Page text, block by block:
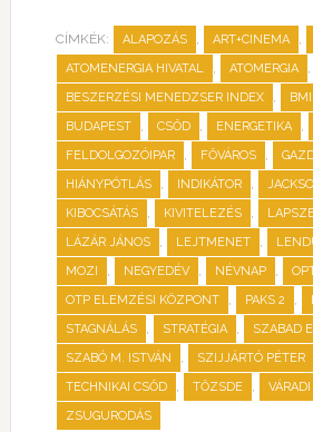
CÍMKÉK: ALAPOZÁS , ART+CINEMA ,
ATOMENERGIA HIVATAL , ATOMERGIA ,
BESZERZÉSI MENEDZSER INDEX , BMI
BUDAPEST , CSŐD , ENERGETIKA ,
FELDOLGOZÓIPAR , FŐVÁROS ,
HIÁNYPÓTLÁS , INDIKÁTOR ,
KIBOCSÁTÁS , KIVITELEZÉS ,
LÁZÁR JÁNOS , LEJTMENET ,
MOZI , NEGYEDÉV , NÉVNAP ,
OTP ELEMZÉSI KÖZPONT , PAKS 2 ,
STAGNÁLÁS , STRATÉGIA , SZABAD
SZABÓ M. ISTVÁN , SZIJJÁRTÓ PÉTER
TECHNIKAI CSŐD , TŐZSDE ,
ZSUGURODÁS